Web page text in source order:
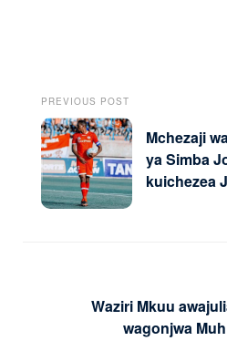
PREVIOUS POST
Mchezaji
ya Simba
kuichezea
Waziri Mkuu
wagonjwa